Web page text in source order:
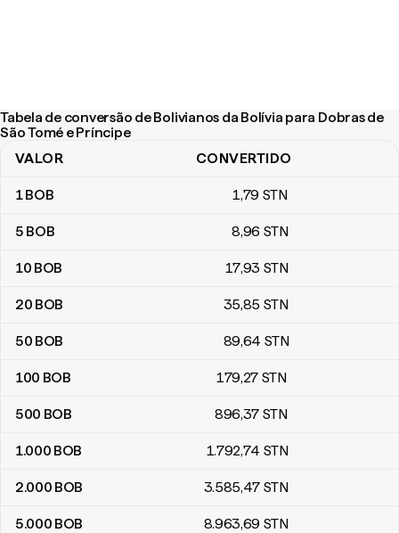
Tabela de conversão de Bolivianos da Bolívia para Dobras de
São Tomé e Príncipe
Tabela de conversão de Bolivianos da Bolívia para Dobras de
VALOR CONVERTIDO
1BOB 1,79 STN
5 BOB 8,96 STN
10 BOB 17,93 STN
20 BOB 35,85 STN
50 BOB 89,64 STN
100 BOB 179,27 STN
500 BOB 896,37 STN
1.000 BOB 1.792,74 STN
2.000 BOB 3.585,47 STN
5.000 BOB 8.963,69 STN